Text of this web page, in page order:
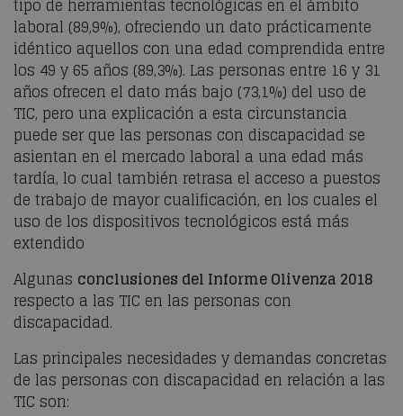
tipo de herramientas tecnológicas en el ámbito
laboral (89,9%), ofreciendo un dato prácticamente
idéntico aquellos con una edad comprendida entre
los 49 y 65 años (89,3%). Las personas entre 16 y 31
años ofrecen el dato más bajo (73,1%) del uso de
TIC, pero una explicación a esta circunstancia
puede ser que las personas con discapacidad se
asientan en el mercado laboral a una edad más
tardía, lo cual también retrasa el acceso a puestos
de trabajo de mayor cualificación, en los cuales el
uso de los dispositivos tecnológicos está más
extendido
Algunas conclusiones del Informe Olivenza 2018
respecto a las TIC en las personas con
discapacidad.
Las principales necesidades y demandas concretas
de las personas con discapacidad en relación a las
TIC son: